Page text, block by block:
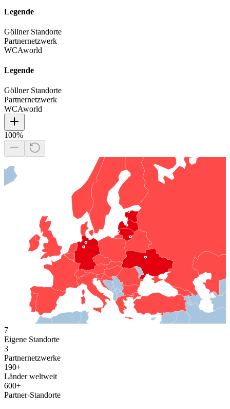
Legende
Göllner Standorte
Partnernetzwerk
WCAworld
Legende
Göllner Standorte
Partnernetzwerk
WCAworld
100%
7
Eigene Standorte
3
Partnernetzwerke
190+
Länder weltweit
600+
Partner-Standorte